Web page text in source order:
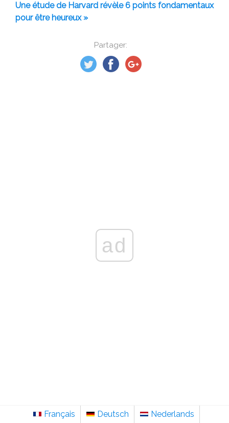
Partager:
Une étude de Harvard révèle 6 points fondamentaux
pour être heureux »
ad
Français Deutsch Nederlands